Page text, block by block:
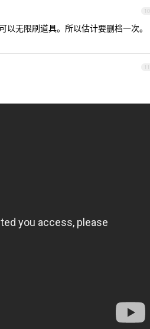
10
无限刷道具。所以估计要删档一次。
11